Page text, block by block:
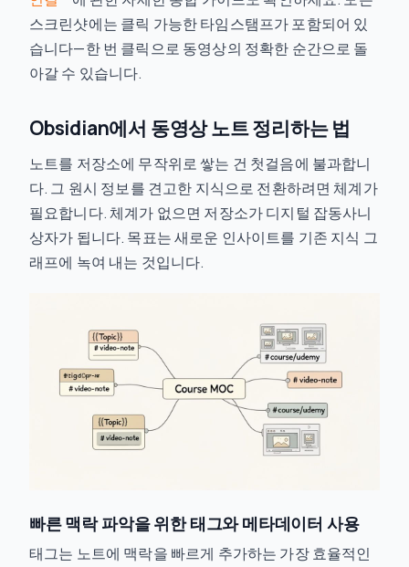
스크린샷에는 클릭 가능한 타임스탬프가 포함되어 있
습니다—한 번 클릭으로 동영상의 정확한 순간으로 돌
아갈 수 있습니다.
Obsidian에서 동영상 노트 정리하는 법
노트를 저장소에 무작위로 쌓는 건 첫걸음에 불과합니
다. 그 원시 정보를 견고한 지식으로 전환하려면 체계가
필요합니다. 체계가 없으면 저장소가 디지털 잡동사니
상자가 됩니다. 목표는 새로운 인사이트를 기존 지식 그
래프에 녹여 내는 것입니다.
빠른 맥락 파악을 위한 태그와 메타데이터 사용
태그는 노트에 맥락을 빠르게 추가하는 가장 효율적인